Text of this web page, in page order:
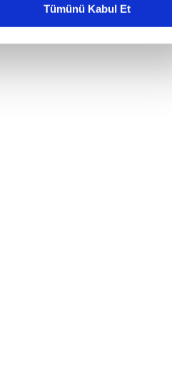
ilişkin detaylı bilgi için Ayarlar
okumak ve sitemizde ilgili
Tümünü Kabul Et